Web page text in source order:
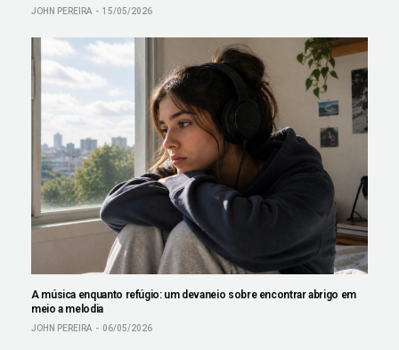
JOHN PEREIRA 15/05/2026
A música enquanto refúgio: um devaneio sobre encontrar abrigo em
meio a melodia
JOHN PEREIRA 06/05/2026